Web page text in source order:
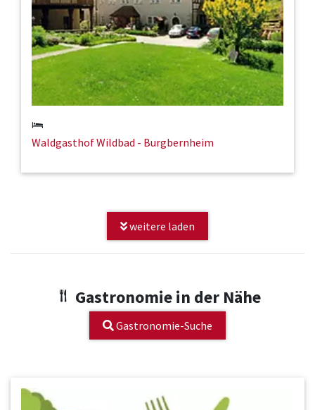
Waldgasthof Wildbad - Burgbernheim
weitere laden
Gastronomie in der Nähe
Gastronomie-Suche